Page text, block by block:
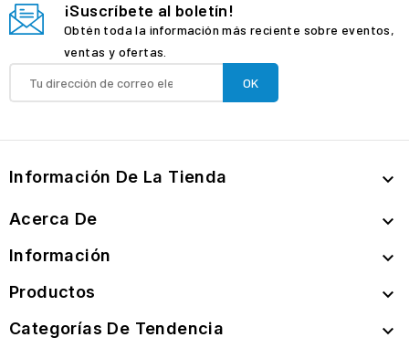
¡Suscríbete al boletín!
Obtén toda la información más reciente sobre eventos,
ventas y ofertas.
Información De La Tienda 
Acerca De 
Información 
Productos 
Categorías De Tendencia 